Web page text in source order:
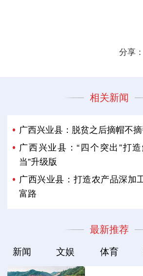
分享：
相关新闻
广西兴业县：脱贫之后摘帽不
广西兴业县：“四个突出”打
当”升级版
广西兴业县：打造农产品深加
富路
最新推荐
新闻 文娱 体育